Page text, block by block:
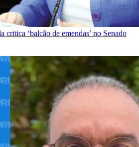
critica ‘balcão de emendas’ no Senado